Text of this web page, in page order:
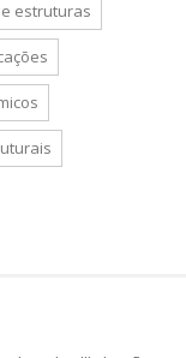
estruturas